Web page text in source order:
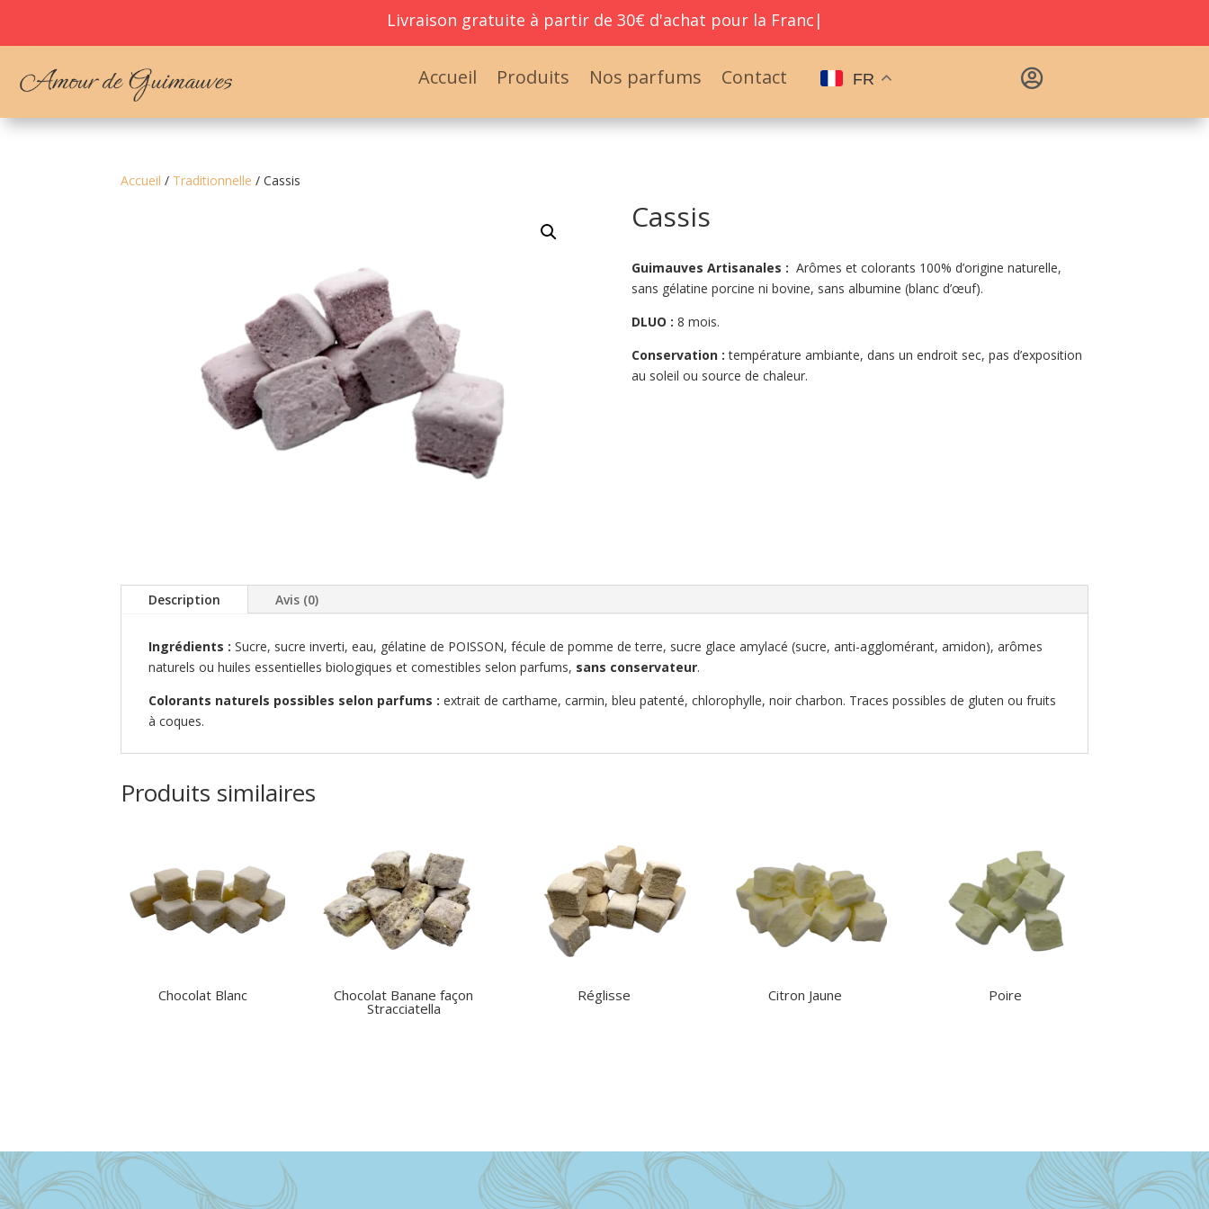
Livraison gratuite à partir de 30€ d'achat pour la France
Accueil Produits Nos parfums Contact FR 
Accueil / Traditionnelle / Cassis
Cassis
Guimauves Artisanales : Arômes et colorants 100% d’origine naturelle,
sans gélatine porcine ni bovine, sans albumine (blanc d’œuf).
DLUO : 8 mois.
Conservation : température ambiante, dans un endroit sec, pas d’exposition
au soleil ou source de chaleur.
Description Avis (0)
Ingrédients : Sucre, sucre inverti, eau, gélatine de POISSON, fécule de pomme de terre, sucre glace amylacé (sucre, anti-agglomérant, amidon), arômes
naturels ou huiles essentielles biologiques et comestibles selon parfums, sans conservateur.
Colorants naturels possibles selon parfums : extrait de carthame, carmin, bleu patenté, chlorophylle, noir charbon. Traces possibles de gluten ou fruits
à coques.
Produits similaires
Chocolat Blanc Chocolat Banane façon
Stracciatella
Réglisse Citron Jaune Poire